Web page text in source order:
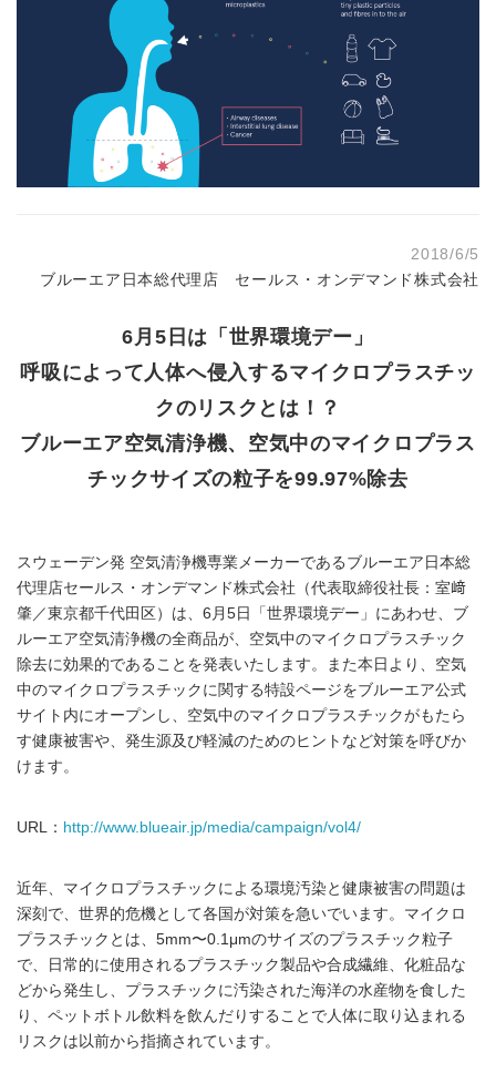
2018/6/5
ブルーエア日本総代理店 セールス・オンデマンド株式会社
6月5日は「世界環境デー」
呼吸によって人体へ侵入するマイクロプラスチッ
クのリスクとは！？
ブルーエア空気清浄機、空気中のマイクロプラス
チックサイズの粒子を99.97%除去
スウェーデン発 空気清浄機専業メーカーであるブルーエア日本総
代理店セールス・オンデマンド株式会社（代表取締役社長：室﨑
肇／東京都千代田区）は、6月5日「世界環境デー」にあわせ、ブ
ルーエア空気清浄機の全商品が、空気中のマイクロプラスチック
除去に効果的であることを発表いたします。また本日より、空気
中のマイクロプラスチックに関する特設ページをブルーエア公式
サイト内にオープンし、空気中のマイクロプラスチックがもたら
す健康被害や、発生源及び軽減のためのヒントなど対策を呼びか
けます。
URL： http://www.blueair.jp/media/campaign/vol4/
近年、マイクロプラスチックによる環境汚染と健康被害の問題は
深刻で、世界的危機として各国が対策を急いでいます。マイクロ
プラスチックとは、5mm〜0.1μmのサイズのプラスチック粒子
で、日常的に使用されるプラスチック製品や合成繊維、化粧品な
どから発生し、プラスチックに汚染された海洋の水産物を食した
り、ペットボトル飲料を飲んだりすることで人体に取り込まれる
リスクは以前から指摘されています。